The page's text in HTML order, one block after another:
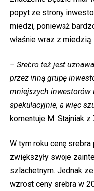
popyt ze strony
miedzi, ponieważ
właśnie wraz z miedzią.
– Srebro też jest
przez inną grupę
mniejszych inwestorów
spekulacyjnie, a więc
komentuje M. Stajniak z
W tym roku cenę srebra
zwiększyły swoje
szlachetnym. Jednak
wzrost ceny srebra w